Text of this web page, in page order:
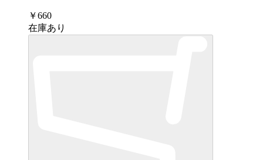
￥660
在庫あり